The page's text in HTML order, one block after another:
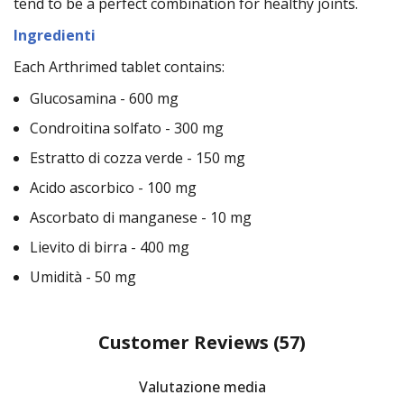
Ingredienti
Each Arthrimed tablet contains:
Glucosamina - 600 mg
Condroitina solfato - 300 mg
Estratto di cozza verde - 150 mg
Acido ascorbico - 100 mg
Ascorbato di manganese - 10 mg
Lievito di birra - 400 mg
Umidità - 50 mg
Customer Reviews (57)
Valutazione media